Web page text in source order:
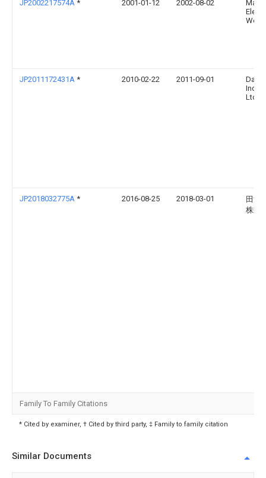
JP2002217574A * 2001-01-12 2002-08-02
JP2011172431A * 2010-02-22 2011-09-01
Ltd
JP2018032775A * 2016-08-25 2018-03-01
田淵
株式
Family To Family Citations
* Cited by examiner, † Cited by third party, ‡ Family to family citation
Similar Documents